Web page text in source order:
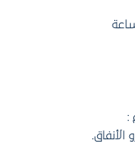
: